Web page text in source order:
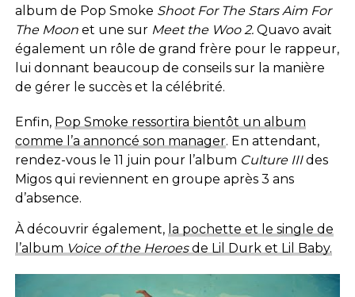
album de Pop Smoke Shoot For The Stars Aim For
The Moon et une surMeet the Woo 2.Quavo avait
également un rôle de grand frère pour le rappeur,
lui donnant beaucoup de conseils sur la manière
de gérer le succès et la célébrité.
Enfin, Pop Smoke ressortira bientôt un album
comme l’a annoncé son manager. En attendant,
rendez-vous le 11 juin pour l’album Culture IIIdes
Migos qui reviennent en groupe après 3 ans
d’absence.
À découvrir également, la pochette et le single de
l’album Voice of the Heroesde Lil Durk et Lil Baby.